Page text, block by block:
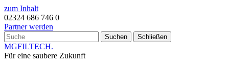
zum Inhalt
02324 686 746 0
Partner werden
Suchen Schließen
MGFILTECH.
Für eine saubere Zukunft